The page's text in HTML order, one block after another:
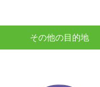
その他の目的地